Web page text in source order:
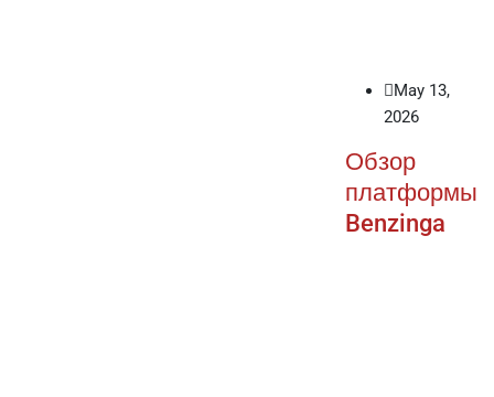
May 13,
2026
Обзор
платформы
Benzinga